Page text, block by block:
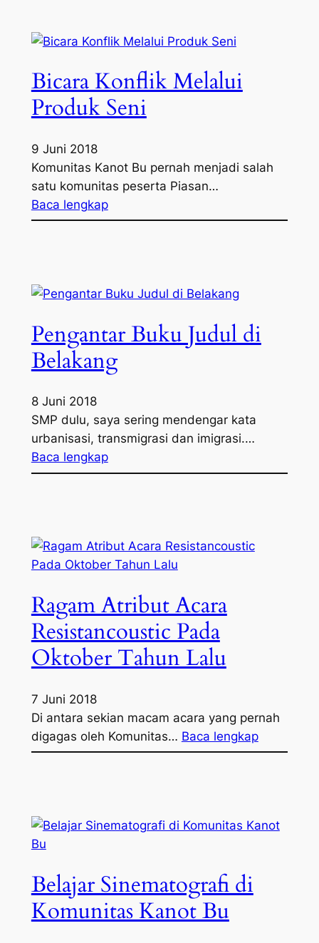
Bicara Konflik Melalui
Produk Seni
9 Juni 2018
Komunitas Kanot Bu pernah menjadi salah
satu komunitas peserta Piasan…
Baca lengkap
Pengantar Buku Judul di
Belakang
8 Juni 2018
SMP dulu, saya sering mendengar kata
urbanisasi, transmigrasi dan imigrasi.…
Baca lengkap
Ragam Atribut Acara
Resistancoustic Pada
Oktober Tahun Lalu
7 Juni 2018
Di antara sekian macam acara yang pernah
digagas oleh Komunitas… Baca lengkap
Belajar Sinematografi di
Komunitas Kanot Bu